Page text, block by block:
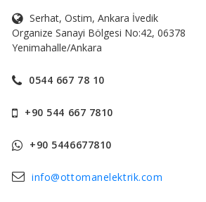
Serhat, Ostim, Ankara İvedik
Organize Sanayi Bölgesi No:42, 06378
Yenimahalle/Ankara
0544 667 78 10
+90 544 667 7810
+90 5446677810
info@ottomanelektrik.com